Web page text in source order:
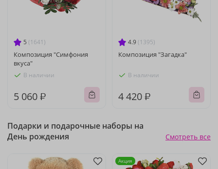
5 (1641)
Композиция "Симфония
вкуса"
В наличии
5 060 ₽
4.9 (1395)
Композиция "Загадка"
В наличии
4 420 ₽
Подарки и подарочные наборы на
День рождения
Смотреть все
Акция